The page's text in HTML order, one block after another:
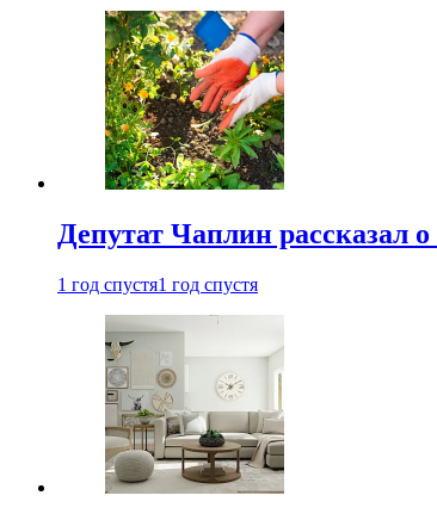
Депутат Чаплин рассказал
1 год спустя1 год спустя